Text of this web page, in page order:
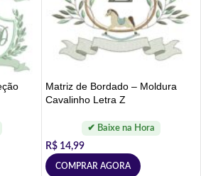
Matriz de Bordado – Moldura
Cavalinho Letra Z
R$ 14,99
COMPRAR AGORA